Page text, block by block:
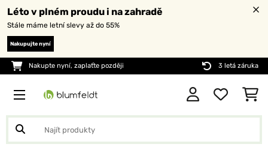
Léto v plném proudu i na zahradě
Stále máme letní slevy až do 55%
Nakupujte nyní
Nakupte nyní, zaplaťte později 3 letá záruka